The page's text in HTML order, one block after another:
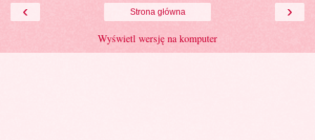
‹ ›
Strona główna
Wyświetl wersję na komputer